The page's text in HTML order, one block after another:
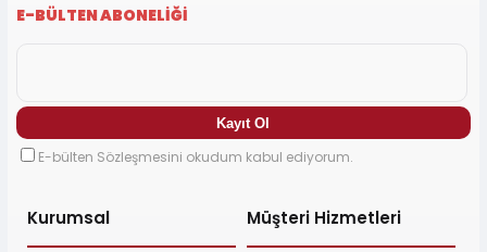
E-BÜLTEN ABONELİĞİ
E-bülten Sözleşmesini okudum kabul ediyorum.
Kurumsal Müşteri Hizmetleri